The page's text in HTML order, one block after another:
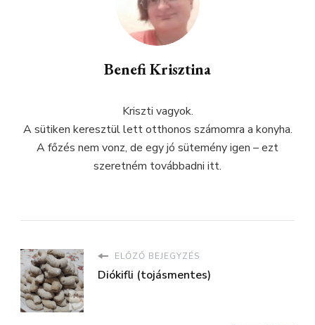
Benefi Krisztina
Kriszti vagyok.
A sütiken keresztül lett otthonos számomra a konyha.
A főzés nem vonz, de egy jó sütemény igen – ezt
szeretném továbbadni itt.
ELŐZŐ BEJEGYZÉS
Diókifli (tojásmentes)